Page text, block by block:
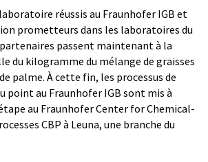
réussis au Fraunhofer IGB et
prometteurs dans les laboratoires du
passent maintenant à la
du kilogramme du mélange de graisses
palme. À cette fin, les processus de
point au Fraunhofer IGB sont mis à
au Fraunhofer Center for Chemical-
CBP à Leuna, une branche du